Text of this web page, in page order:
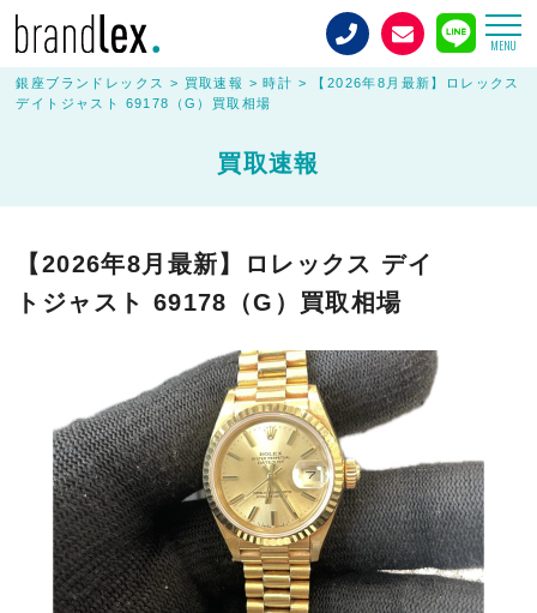
MENU
銀座ブランドレックス > 買取速報 >時計 >
【2026年8月最新】ロレックス
デイトジャスト 69178（G）買取相場
買取速報
【2026年8月最新】ロレックス デイ
トジャスト 69178（G）買取相場